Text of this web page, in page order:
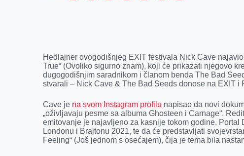
o
o
n
g
r
d
I
A
p
Hedlajner ovogodišnjeg EXIT festivala Nick Cave
True“ (Ovoliko sigurno znam), koji će prikazati njegovo
dugogodišnjim saradnikom i članom benda The Bad
stvarali – Nick Cave & The Bad Seeds donose na EXIT i
Cave je na svom Instagram profilu napisao da novi
„oživljavaju pesme sa albuma Ghosteen i Carnage“.
emitovanje je najavljeno za kasnije tokom godine.
Londonu i Brajtonu 2021, te da će predstavljati
Feeling“ (Još jednom s osećajem), čija je tema bila